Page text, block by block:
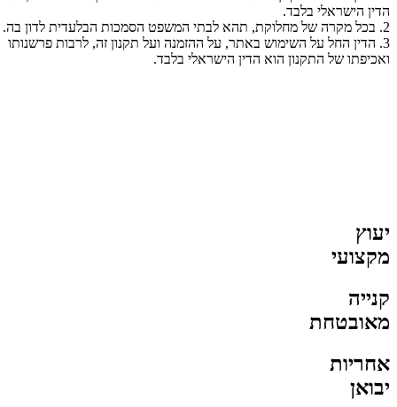
הדין הישראלי בלבד.
3. הדין החל על השימוש באתר, על ההזמנה ועל תקנון זה, לרבות פרשנותו
ואכיפתו של התקנון הוא הדין הישראלי בלבד.
יעוץ
מקצועי
קנייה
מאובטחת
אחריות
יבואן